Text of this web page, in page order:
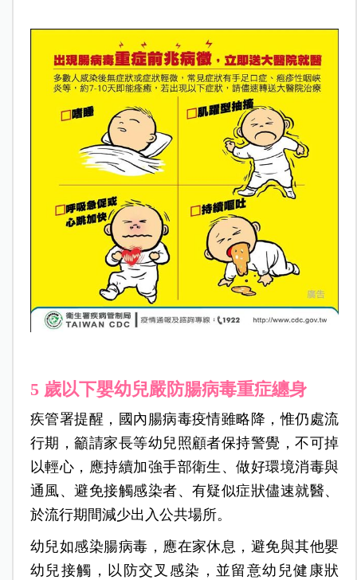
5 歲以下嬰幼兒嚴防腸病毒重症纏身
疾管署提醒，國內腸病毒疫情雖略降，惟仍處流
行期，籲請家長等幼兒照顧者保持警覺，不可掉
以輕心，應持續加強手部衛生、做好環境消毒與
通風、避免接觸感染者、有疑似症狀儘速就醫、
於流行期間減少出入公共場所。
幼兒如感染腸病毒，應在家休息，避免與其他嬰
幼兒接觸，以防交叉感染，並留意幼兒健康狀